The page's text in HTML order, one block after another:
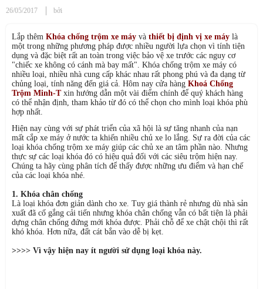
26/05/2017 bởi
Lắp thêm Khóa chống trộm xe máy và thiết bị định vị xe máy là
một trong những phương pháp được nhiều người lựa chọn vì tính tiện
dụng và đặc biệt rất an toàn trong việc bảo vệ xe trước các nguy cơ
"chiếc xe không có cánh mà bay mất". Khóa chống trộm xe máy có
nhiều loại, nhiều nhà cung cấp khác nhau rất phong phú và đa dạng từ
chủng loại, tính năng đến giá cả. Hôm nay cửa hàng Khoá Chống
Trộm Minh-Txin hướng dẫn một vài điểm chính để quý khách hàng
có thể nhận định, tham khảo từ đó có thể chọn cho mình loại khóa phù
hợp nhất.
Hiện nay cùng với sự phát triển của xã hội là sự tăng nhanh của nạn
mất cắp xe máy ở nước ta khiến nhiều chủ xe lo lắng. Sự ra đời của các
loại khóa chống trộm xe máy giúp các chủ xe an tâm phần nào. Nhưng
thực sự các loại khóa đó có hiệu quả đối với các siêu trộm hiện nay.
Chúng ta hãy cùng phân tích để thấy được những ưu điểm và hạn chế
của các loại khóa nhé.
1. Khóa chân chống
Là loại khóa đơn giản dành cho xe. Tuy giá thành rẻ nhưng dù nhà sản
xuất đã cố gắng cải tiến nhưng khóa chân chống vẫn có bất tiện là phải
dựng chân chống đứng mới khóa được. Phải chỗ để xe chật chội thì rất
khó khóa. Hơn nữa, đất cát bắn vào dễ bị kẹt.
>>>> Vì vậy hiện nay ít người sử dụng loại khóa này.